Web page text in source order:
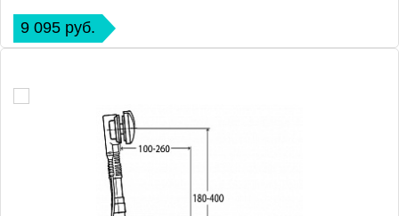
9 095 руб.